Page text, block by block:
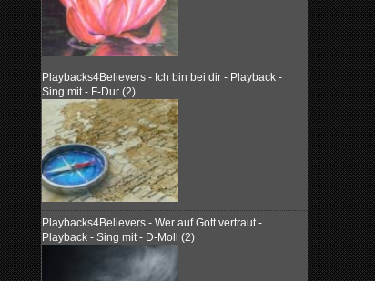
Playbacks4Believers - Ich bin bei dir - Playback -
Sing mit - F-Dur (2)
Playbacks4Believers - Wer auf Gott vertraut -
Playback - Sing mit - D-Moll (2)